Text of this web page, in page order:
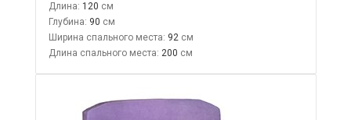
Длина: 120
Глубина: 90
Ширина спального места: 92
Длина спального места: 200